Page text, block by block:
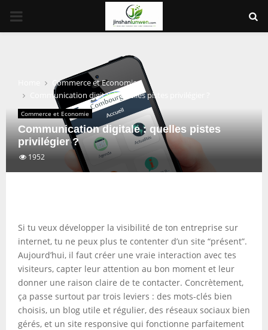
PRIMARY
Commerce et Economie
Communication digitale : quelles pistes privilégier ?
Commerce et Economie
Communication digitale : quelles pistes
privilégier ?
1952
Si tu veux développer la visibilité de ton entreprise sur
internet, tu ne peux plus te contenter d’un site “présent”.
Aujourd’hui, il faut créer une vraie interaction avec tes
visiteurs, capter leur attention au bon moment et leur
donner une raison claire de te contacter. Concrètement,
ça passe surtout par trois leviers : des mots-clés bien
choisis, un blog utile et régulier, des réseaux sociaux bien
gérés, et un site responsive qui fonctionne parfaitement